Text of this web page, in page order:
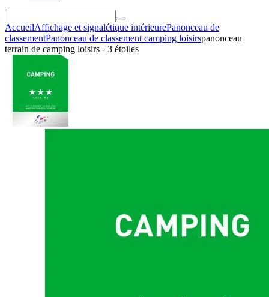
AccueilAffichage et signalétique intérieurePanonceau de
classementPanonceau de classement camping loisirspanonceau
terrain de camping loisirs - 3 étoiles